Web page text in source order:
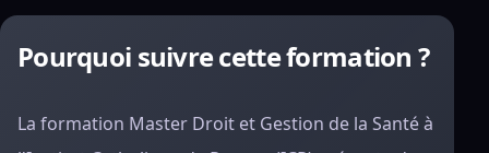
Pourquoi suivre cette formation ?
La formation Master Droit et Gestion de la Santé à